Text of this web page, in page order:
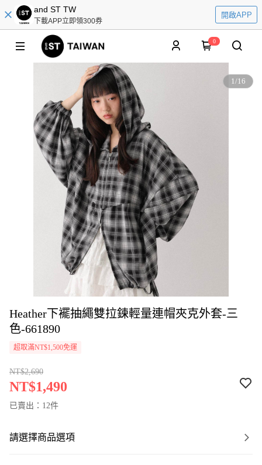
and ST TW
下載APP立即領300券
開啟APP
0
1/16
Heather下襬抽繩雙拉鍊輕量連帽夾克外套-三
色-661890
超取滿NT$1,500免運
NT$2,690
NT$1,490
已賣出：12件
請選擇商品選項